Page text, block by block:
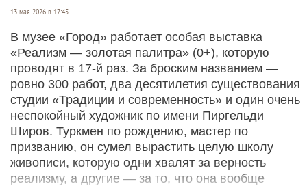
13 мая 2026 в 17:45
В музее «Город» работает особая выставка
«Реализм — золотая палитра» (0+), которую
проводят в 17-й раз. За броским названием —
ровно 300 работ, два десятилетия существования
студии «Традиции и современность» и один очень
неспокойный художник по имени Пиргельди
Широв. Туркмен по рождению, мастер по
призванию, он сумел вырастить целую школу
живописи, которую одни хвалят за верность
реализму, а другие — за то, что она вообще